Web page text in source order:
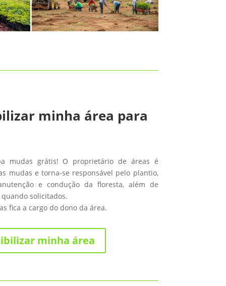
minha área para
mudas grátis! O proprietário de áreas é
mudas e torna-se responsável pelo plantio,
e condução da floresta, além de
solicitados.
fica a cargo do dono da área.
minha área